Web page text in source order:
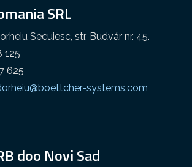
SRL
Secuiesc, str. Budvár nr. 45.
125
625
systems.com
doo Novi Sad